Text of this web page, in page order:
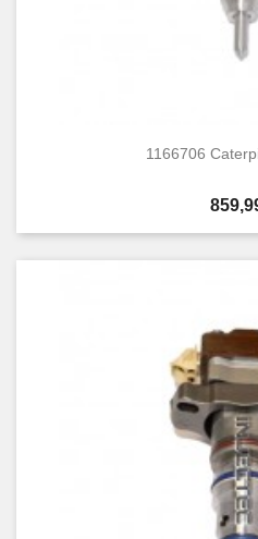
1166706